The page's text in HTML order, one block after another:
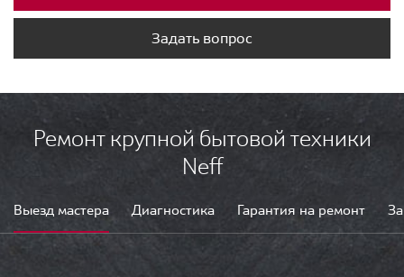
Задать вопрос
Ремонт крупной бытовой техники
Neff
Выезд мастера Диагностика Гарантия на ремонт